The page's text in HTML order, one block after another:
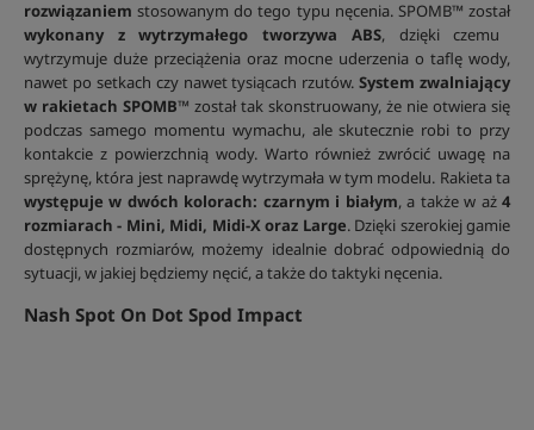
rozwiązaniem stosowanym do tego typu nęcenia. SPOMB™ został
wykonany z wytrzymałego tworzywa ABS, dzięki czemu
wytrzymuje duże przeciążenia oraz mocne uderzenia o taflę wody,
nawet po setkach czy nawet tysiącach rzutów.System zwalniający
w rakietach SPOMB™ został tak skonstruowany, że nie otwiera się
podczas samego momentu wymachu, ale skutecznie robi to przy
kontakcie z powierzchnią wody. Warto również zwrócić uwagę na
sprężynę, która jest naprawdę wytrzymała w tym modelu. Rakieta ta
występuje w dwóch kolorach: czarnym i białym, a także w aż4
rozmiarach - Mini, Midi, Midi-X oraz Large. Dzięki szerokiej gamie
dostępnych rozmiarów, możemy idealnie dobrać odpowiednią do
sytuacji, w jakiej będziemy nęcić, a także do taktyki nęcenia.
Nash Spot On Dot Spod Impact